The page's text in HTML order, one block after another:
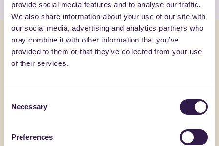
provide social media features and to analyse our traffic.
We also share information about your use of our site with
our social media, advertising and analytics partners who
may combine it with other information that you’ve
provided to them or that they’ve collected from your use
of their services.
Selection
Necessary
Preferences
Potrebbe interessarti anche